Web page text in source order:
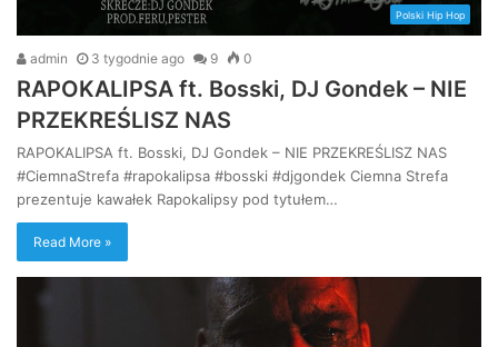
Polski Hip Hop
admin 3 tygodnie ago 9 0
RAPOKALIPSA ft. Bosski, DJ Gondek – NIE
PRZEKREŚLISZ NAS
RAPOKALIPSA ft. Bosski, DJ Gondek – NIE PRZEKREŚLISZ NAS
#CiemnaStrefa #rapokalipsa #bosski #djgondek Ciemna Strefa
prezentuje kawałek Rapokalipsy pod tytułem…
Read More »